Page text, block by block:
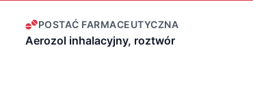
POSTAĆ FARMACEUTYCZNA
Aerozol inhalacyjny, roztwór